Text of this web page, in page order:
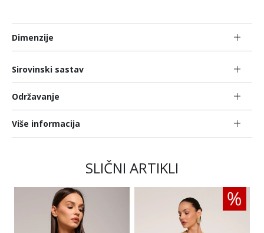
Dimenzije
Sirovinski sastav
Održavanje
Više informacija
SLIČNI ARTIKLI